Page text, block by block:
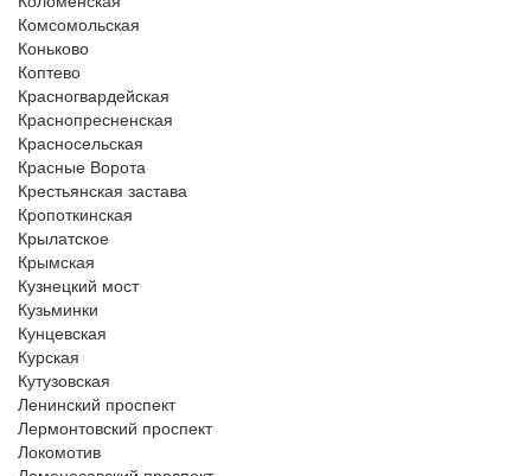
Комсомольская
Коньково
Коптево
Красногвардейская
Краснопресненская
Красносельская
Красные Ворота
Крестьянская застава
Кропоткинская
Крылатское
Крымская
Кузнецкий мост
Кузьминки
Кунцевская
Курская
Кутузовская
Ленинский проспект
Лермонтовский проспект
Локомотив